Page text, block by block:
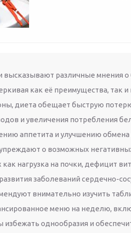
высказывают различные мнения
как её преимущества, так
диета обещает быструю потерю
и увеличения потребления
аппетита и улучшению
о возможных
как нагрузка на почки, дефицит
заболеваний сердечно-
внимательно изучить
меню на неделю,
избежать однообразия и